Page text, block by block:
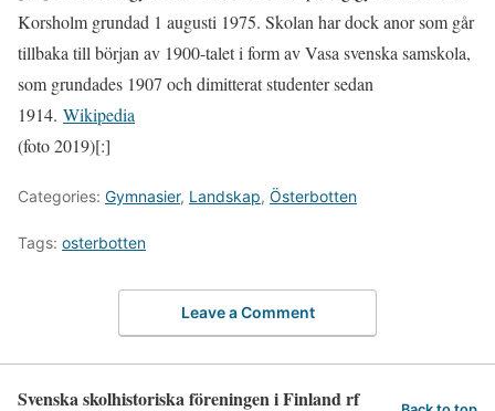
Korsholm grundad 1 augusti 1975. Skolan har dock anor som går
tillbaka till början av 1900-talet i form av Vasa svenska samskola,
som grundades 1907 och dimitterat studenter sedan
1914. Wikipedia
(foto 2019)[:]
Categories: Gymnasier, Landskap, Österbotten
Tags: osterbotten
Leave a Comment
Svenska skolhistoriska föreningen i Finland rf